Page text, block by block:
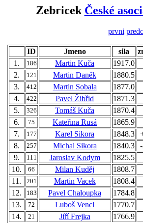
Zebricek České
prvni
ID Jmeno sila
1.
186 Martin Kuča
1917.0
2.
121 Martin Daněk
1880.5
3.
412 Martin Sobala
1877.0
4.
422 Pavel Žibřid
1871.3
5.
326 Tomáš Kuča
1870.4
6.
75 Kateřina Rusá
1865.9
7.
177 Karel Sikora 1848.3
8.
257 Michal Sikora 1840.3
9.
111 Jaroslav Kodym
1825.5
10.
66 Milan Kuděj
1808.7
11.
201 Martin Vacek
1808.4
12.
183 Pavel Chaloupka
1784.8
13.
72 Luboš Vencl
1770.7
14.
21 Jiří Frejka
1766.9